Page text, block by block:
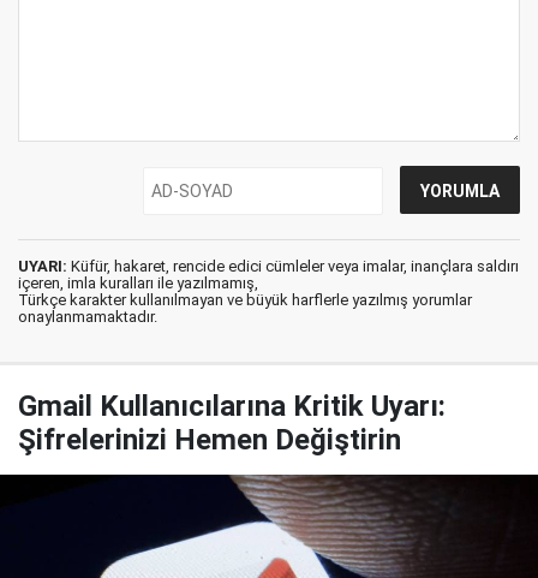
UYARI: Küfür, hakaret, rencide edici cümleler veya imalar, inançlara saldırı
içeren, imla kuralları ile yazılmamış,
Türkçe karakter kullanılmayan ve büyük harflerle yazılmış yorumlar
onaylanmamaktadır.
Gmail Kullanıcılarına Kritik Uyarı:
Şifrelerinizi Hemen Değiştirin